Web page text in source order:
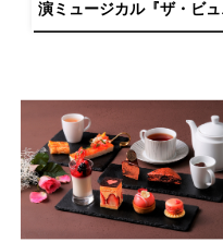
演ミュージカル『ザ・ビュ
ーティフル・ゲーム』運命